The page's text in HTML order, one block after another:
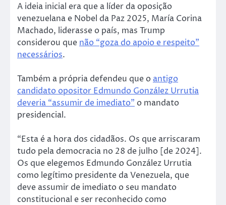
A ideia inicial era que a líder da oposição
venezuelana e Nobel da Paz 2025, María Corina
Machado, liderasse o país, mas Trump
considerou que não “goza do apoio e respeito”
necessários.
Também a própria defendeu que o antigo
candidato opositor Edmundo González Urrutia
deveria “assumir de imediato” o mandato
presidencial.
“Esta é a hora dos cidadãos. Os que arriscaram
tudo pela democracia no 28 de julho [de 2024].
Os que elegemos Edmundo González Urrutia
como legítimo presidente da Venezuela, que
deve assumir de imediato o seu mandato
constitucional e ser reconhecido como